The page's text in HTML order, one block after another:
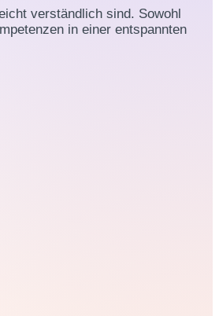
verständlich sind. Sowohl
in einer entspannten